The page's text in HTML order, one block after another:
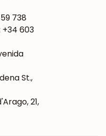
738
+34 603
St.,
21,